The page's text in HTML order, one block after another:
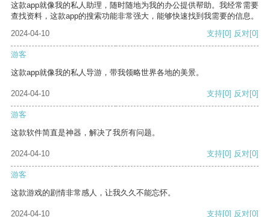
这款app就像我的私人助理，随时随地为我的办公提供帮助。我经常需要
查找资料，这款app的搜索功能非常强大，能够快速找到我需要的信息。
2024-04-10
支持[0] 反对[0]
游客
这款app就像我的私人导游，带我领略世界各地的美景。
2024-04-10 支持[0] 反对[0]
游客
这款软件简直是神器，解决了我所有问题。
2024-04-10 支持[0] 反对[0]
游客
这款游戏的剧情非常感人，让我久久不能忘怀。
2024-04-10 支持[0] 反对[0]